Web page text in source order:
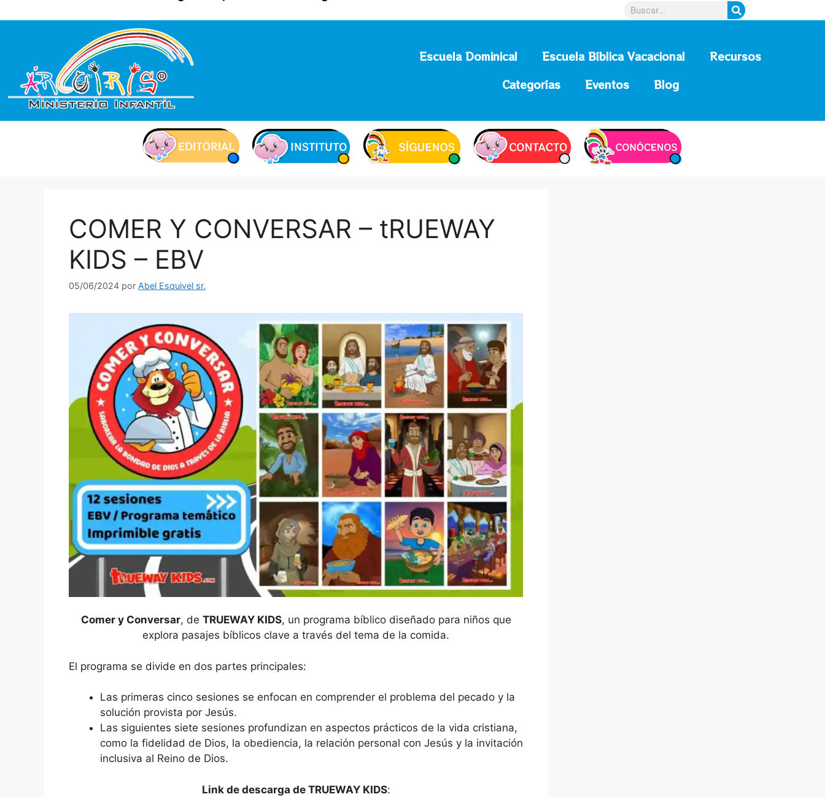
Escuela Dominical Escuela Bíblica Vacacional
Recursos
Categorías
Eventos Blog
COMER Y CONVERSAR – tRUEWAY
KIDS – EBV
05/06/2024 por Abel Esquivel sr.
Comer y Conversar, de TRUEWAY KIDS, un programa bíblico diseñado para niños que
explora pasajes bíblicos clave a través del tema de la comida.
El programa se divide en dos partes principales:
Las primeras cinco sesiones se enfocan en comprender el problema del pecado y la
solución provista por Jesús.
Las siguientes siete sesiones profundizan en aspectos prácticos de la vida cristiana,
como la fidelidad de Dios, la obediencia, la relación personal con Jesús y la invitación
inclusiva al Reino de Dios.
Link de descarga de TRUEWAY KIDS: